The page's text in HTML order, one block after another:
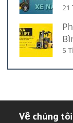
21
5
Về chúng tôi